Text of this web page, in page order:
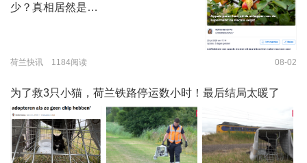
少？真相居然是…
荷兰快讯 1184阅读 08-02
为了救3只小猫，荷兰铁路停运数小时！最后结局太暖了